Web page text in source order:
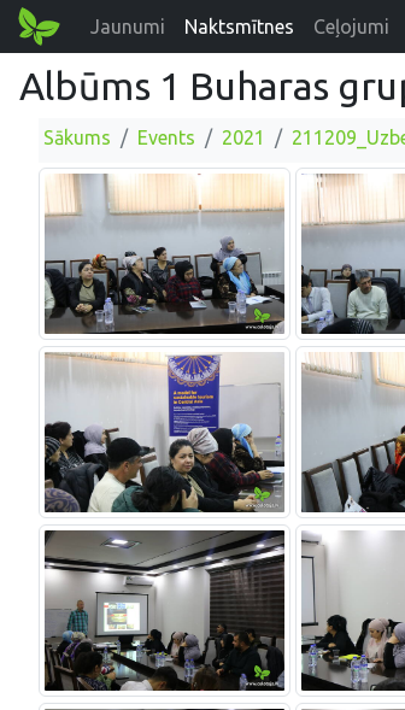
Jaunumi Naktsmītnes Ceļojumi
Albūms 1 Buharas
Sākums Events 2021